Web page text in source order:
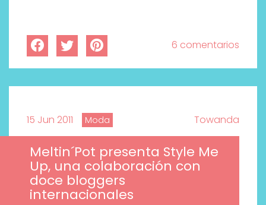
6 comentarios
15 Jun 2011 Moda Towanda
Meltin´Pot presenta Style Me
Up, una colaboración con
doce bloggers
internacionales